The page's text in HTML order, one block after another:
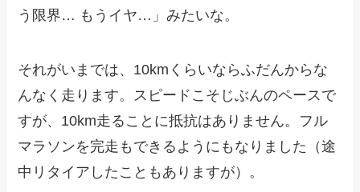
う限界… もうイヤ…」みたいな。
それがいまでは、10kmくらいならふだんからな
んなく走ります。スピードこそじぶんのペースで
すが、10km走ることに抵抗はありません。フル
マラソンを完走もできるようにもなりました（途
中リタイアしたこともありますが）。